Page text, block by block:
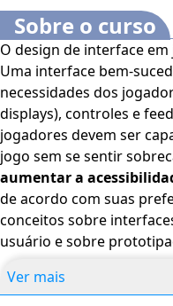
Sobre o curso
O design de interface
Uma interface bem-
necessidades dos
displays), controles e
jogadores devem ser
aumentar a
de acordo com suas preferências
conceitos sobre
usuário e sobre
compreendendo sua
Ver mais